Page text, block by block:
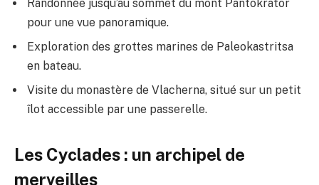
Randonnée jusqu’au sommet du mont Pantokrator
pour une vue panoramique.
Exploration des grottes marines de Paleokastritsa
en bateau.
Visite du monastère de Vlacherna, situé sur un petit
îlot accessible par une passerelle.
Les Cyclades : un archipel de
merveilles